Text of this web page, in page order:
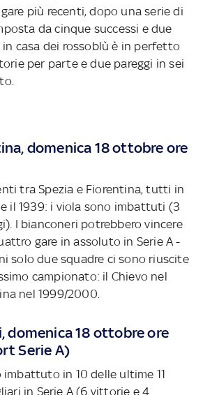
più recenti, dopo una serie di
da cinque successi e due
in casa dei rossoblù è in perfetto
per parte e due pareggi in sei
domenica 18 ottobre ore
tra Spezia e Fiorentina, tutti in
il 1939: i viola sono imbattuti (3
I bianconeri potrebbero vincere
gare in assoluto in Serie A -
solo due squadre ci sono riuscite
campionato: il Chievo nel
nel 1999/2000.
domenica 18 ottobre ore
Serie A)
imbattuto in 10 delle ultime 11
in Serie A (6 vittorie e 4